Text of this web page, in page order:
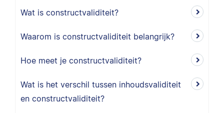
Wat is constructvaliditeit?
Waarom is constructvaliditeit belangrijk?
Hoe meet je constructvaliditeit?
Wat is het verschil tussen inhoudsvaliditeit
en constructvaliditeit?